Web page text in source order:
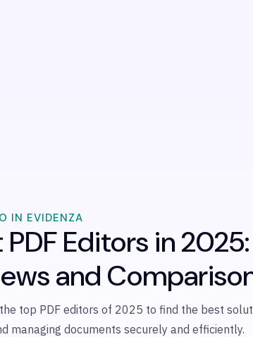
IN EVIDENZA
PDF Editors in
and
top PDF editors of 2025 to find the best
managing documents securely and efficiently.